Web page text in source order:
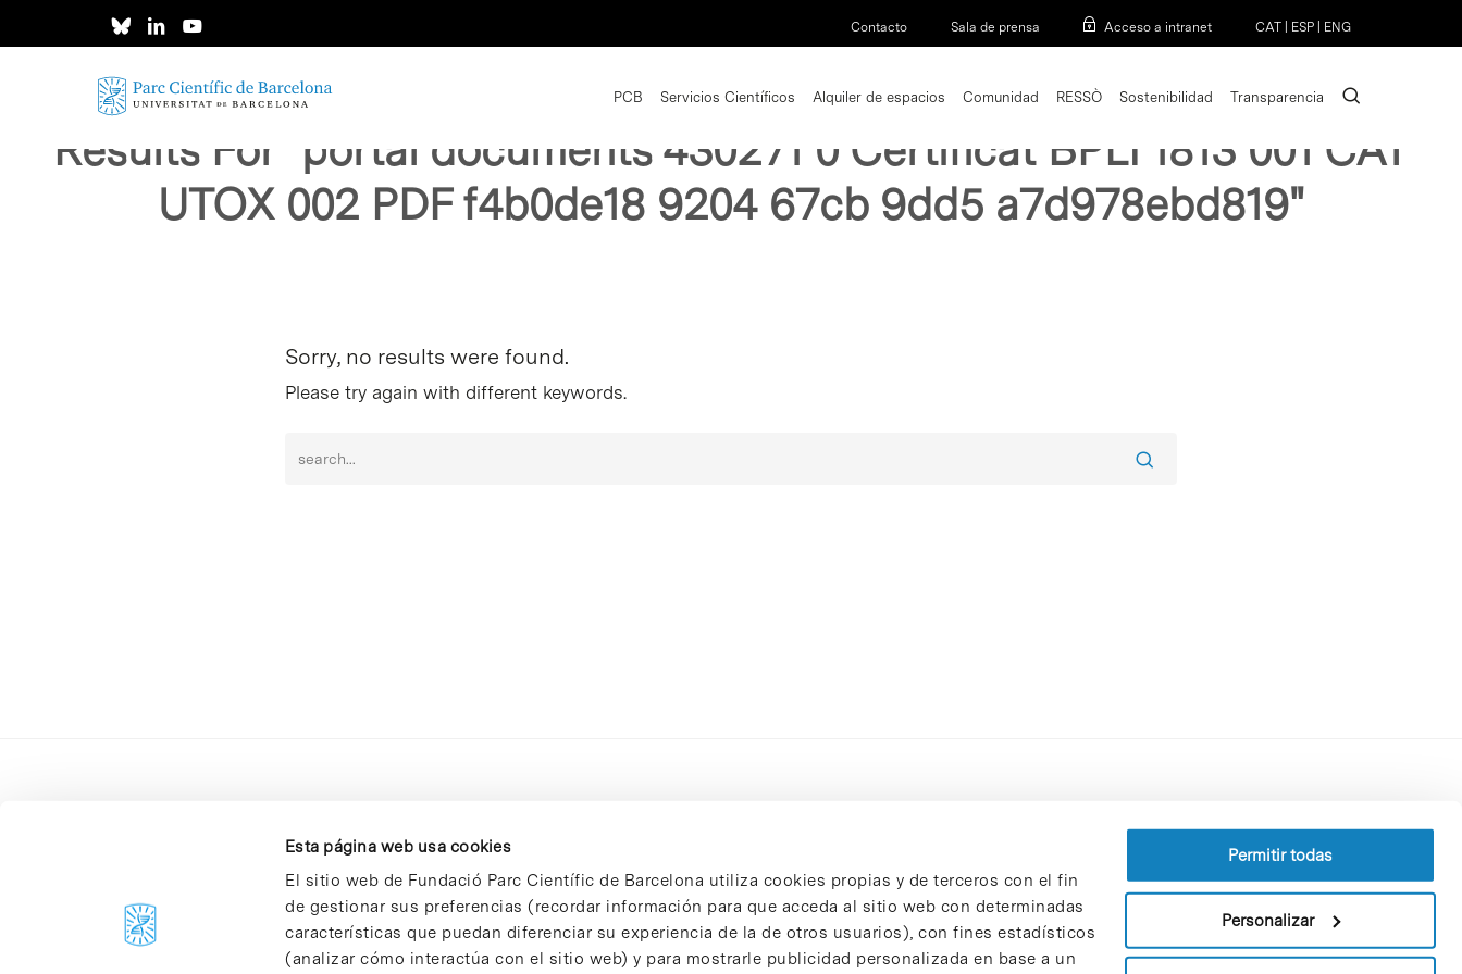
Esta página web usa cookies
El sitio web de Fundació Parc Científic de Barcelona utiliza cookies propias y de terceros con el fin
de gestionar sus preferencias (recordar información para que acceda al sitio web con determinadas
características que puedan diferenciar su experiencia de la de otros usuarios), con fines estadísticos
(analizar cómo interactúa con el sitio web) y para mostrarle publicidad personalizada en base a un
Permitir todas
Personalizar
Contacto Sala de prensa Acceso a intranet CAT ESP ENG
PCB Servicios Científicos Alquiler de espacios Comunidad RESSÒ Sostenibilidad Transparencia search
Results For
"portal documents 430271 0 Certificat BPLI 1813 001 CAT
UTOX 002 PDF f4b0de18 9204 67cb 9dd5 a7d978ebd819"
Sorry, no results were found.
Please try again with different keywords.
C/Baldiri Reixac, 4-12 i 15
08028 Barcelona
Perfil del contratante
Política de privacidad
Aviso Legal
Patrones y patrocinadores
Bolsa de trabajo